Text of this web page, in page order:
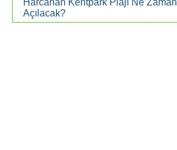
Harcanan Kentpark Plajı Ne Zaman
Açılacak?